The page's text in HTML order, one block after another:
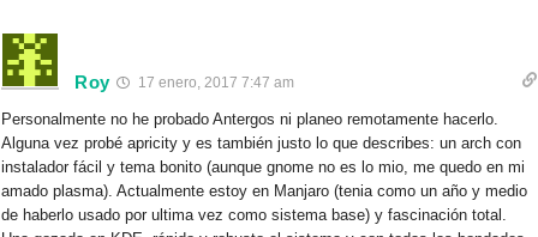
Roy 17 enero, 2017 7:47 am
Personalmente no he probado Antergos ni planeo remotamente hacerlo.
Alguna vez probé apricity y es también justo lo que describes: un arch con
instalador fácil y tema bonito (aunque gnome no es lo mio, me quedo en mi
amado plasma). Actualmente estoy en Manjaro (tenia como un año y medio
de haberlo usado por ultima vez como sistema base) y fascinación total.